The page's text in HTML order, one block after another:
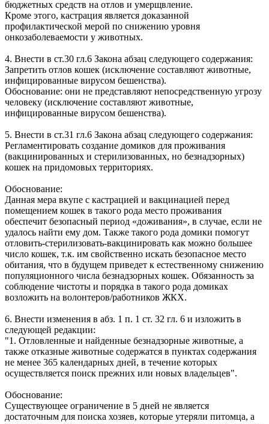
бюджетных средств на отлов и умерщвление.
Кроме этого, кастрация является доказанной
профилактической мерой по снижению уровня
онкозаболеваемости у животных.
4. Внести в ст.30 гл.6 Закона абзац следующего содержания:
Запретить отлов кошек (исключение составляют животные,
инфицированные вирусом бешенства).
Обоснование: они не представляют непосредственную угрозу
человеку (исключение составляют животные,
инфицированные вирусом бешенства).
5. Внести в ст.31 гл.6 Закона абзац следующего содержания:
Регламентировать создание домиков для проживания
(вакцинированных и стерилизованных, но безнадзорных)
кошек на придомовых территориях.
Обоснование:
Данная мера вкупе с кастрацией и вакцинацией перед
помещением кошек в такого рода место проживания
обеспечит безопасный период «доживания», в случае, если не
удалось найти ему дом. Также такого рода домики помогут
отловить-стерилизовать-вакцинировать как можно большее
число кошек, т.к. им свойственно искать безопасное место
обитания, что в будущем приведет к естественному снижению
популяционного числа безнадзорных кошек. Обязанность за
соблюдение чистоты и порядка в такого рода домиках
возложить на волонтеров/работников ЖКХ.
6. Внести изменения в абз. 1 п. 1 ст. 32 гл. 6 и изложить в
следующей редакции:
"1. Отловленные и найденные безнадзорные животные, а
также отказные животные содержатся в пунктах содержания
не менее 365 календарных дней, в течение которых
осуществляется поиск прежних или новых владельцев".
Обоснование:
Существующее ограничение в 5 дней не является
достаточным для поиска хозяев, которые утеряли питомца, а